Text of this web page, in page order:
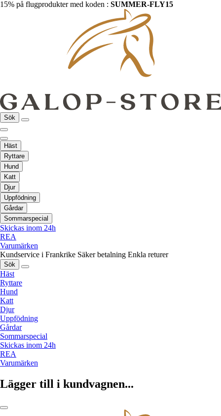
15% på flugprodukter med koden : SUMMER-FLY15
Sök
Häst
Ryttare
Hund
Katt
Djur
Uppfödning
Gårdar
Sommarspecial
Skickas inom 24h
REA
Varumärken
Kundservice i Frankrike Säker betalning Enkla returer
Sök
Häst
Ryttare
Hund
Katt
Djur
Uppfödning
Gårdar
Sommarspecial
Skickas inom 24h
REA
Varumärken
Lägger till i kundvagnen...